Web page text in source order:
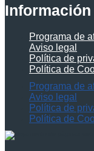
Información
Programa de
Aviso legal
Política de
Política de
Programa de
Aviso legal
Política de
Política de